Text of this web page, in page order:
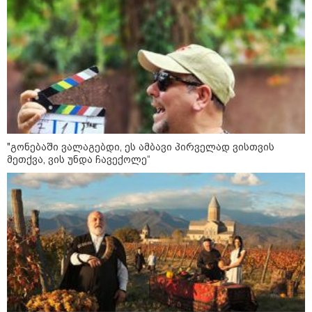
მოზაიკა
11:17 / 08-08-2026
არშემდგარი ქორწინება 15 წლით უფროს
"გონებაში ვალაგებდი, ეს ამბავი პირველად ვისთვის
მეთქვა, ვის უნდა ჩავექოლე“